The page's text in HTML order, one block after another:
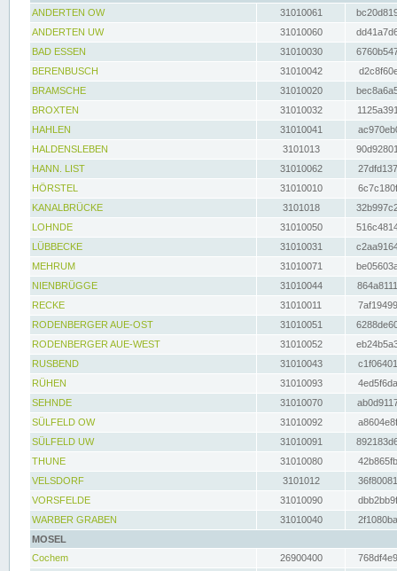
ANDERTEN OW
31010061
ANDERTEN UW
31010060
BAD ESSEN
31010030
BERENBUSCH
31010042
BRAMSCHE
31010020
BROXTEN
31010032
HAHLEN
31010041
HALDENSLEBEN
3101013
HANN. LIST
31010062
HÖRSTEL
31010010
KANALBRÜCKE
3101018
LOHNDE
31010050
LÜBBECKE
31010031
MEHRUM
31010071
NIENBRÜGGE
31010044
RECKE
31010011
RODENBERGER AUE-OST
31010051
RODENBERGER AUE-WEST
31010052
RUSBEND
31010043
RÜHEN
31010093
SEHNDE
31010070
SÜLFELD OW
31010092
SÜLFELD UW
31010091
THUNE
31010080
VELSDORF
3101012
VORSFELDE
31010090
WARBER GRABEN
31010040
MOSEL
Cochem
26900400